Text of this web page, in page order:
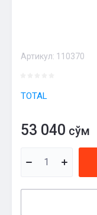
Артикул: 110370
TOTAL
53 040 сўм